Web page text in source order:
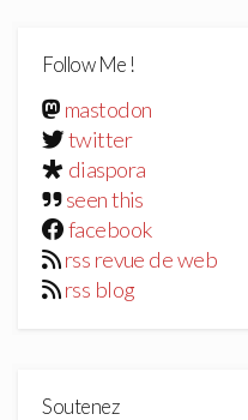
Follow Me !
mastodon
twitter
diaspora
seen this
facebook
rss revue de web
rss blog
Soutenez